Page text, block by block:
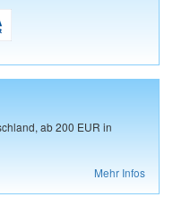
ab 200 EUR in
Mehr Infos